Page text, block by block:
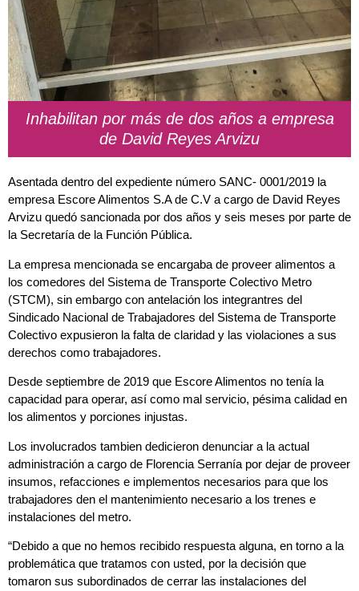
Inhabilitan por más de dos años a empresa
de David Reyes Arvizu
Asentada dentro del expediente número SANC- 0001/2019 la
empresa Escore Alimentos S.A de C.V a cargo de David Reyes
Arvizu quedó sancionada por dos años y seis meses por parte de
la Secretaría de la Función Pública.
La empresa mencionada se encargaba de proveer alimentos a
los comedores del Sistema de Transporte Colectivo Metro
(STCM), sin embargo con antelación los integrantres del
Sindicado Nacional de Trabajadores del Sistema de Transporte
Colectivo expusieron la falta de claridad y las violaciones a sus
derechos como trabajadores.
Desde septiembre de 2019 que Escore Alimentos no tenía la
capacidad para operar, así como mal servicio, pésima calidad en
los alimentos y porciones injustas.
Los involucrados tambien dedicieron denunciar a la actual
administración a cargo de Florencia Serranía por dejar de proveer
insumos, refacciones e implementos necesarios para que los
trabajadores den el mantenimiento necesario a los trenes e
instalaciones del metro.
“Debido a que no hemos recibido respuesta alguna, en torno a la
problemática que tratamos con usted, por la decisión que
tomaron sus subordinados de cerrar las instalaciones del